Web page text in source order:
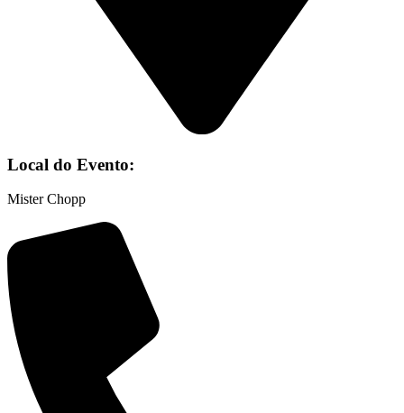
Local do Evento:
Mister Chopp